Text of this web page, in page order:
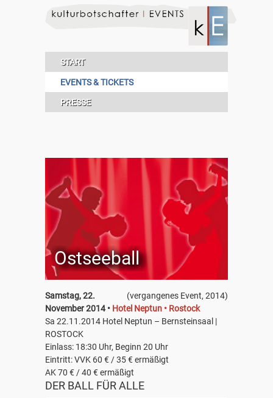
START
EVENTS & TICKETS
PRESSE
Ostseeball
(vergangenes Event, 2014)
Samstag, 22.
November 2014 • Hotel Neptun • Rostock
Sa 22.11.2014 Hotel Neptun – Bernsteinsaal |
ROSTOCK
Einlass: 18:30 Uhr, Beginn 20 Uhr
Eintritt: VVK 60 € / 35 € ermäßigt
AK 70 € / 40 € ermäßigt
DER BALL FÜR ALLE